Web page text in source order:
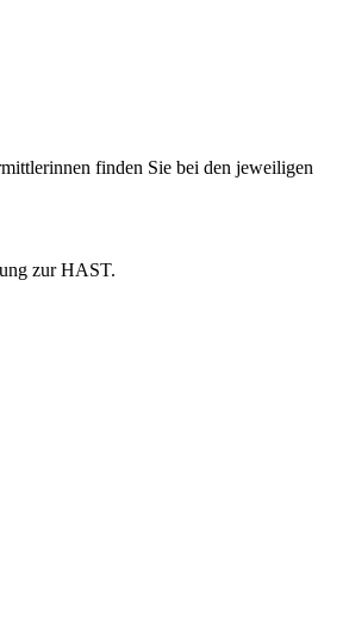
finden Sie bei den jeweiligen
zur HAST.